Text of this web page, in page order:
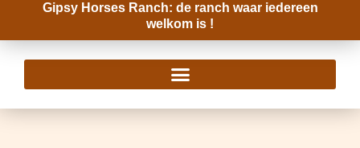
springen
Gipsy Horses Ranch: de ranch waar iedereen
welkom is !